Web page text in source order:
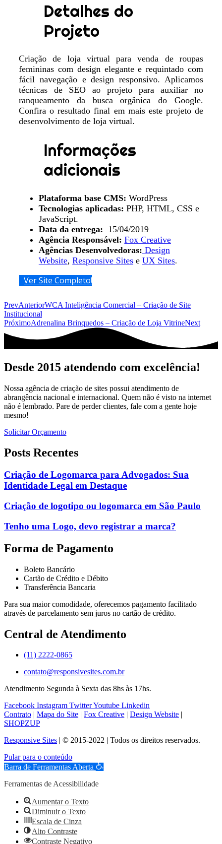
Detalhes do
Projeto
Criação de loja virtual para venda de roupas
femininas com design elegante e requintado com
fácil navegação e design responsivo. Aplicamos
técnicas de SEO ao projeto para auxiliar no
ranqueamento da busca orgânica do Google.
Confira o resultado final em mais este projeto de
desenvolvimento de loja virtual.
Informações
adicionais
Plataforma base CMS: WordPress
Tecnologias aplicadas: PHP, HTML, CSS e
JavaScript.
Data da entrega: 15/04/2019
Agência Responsável: Fox Creative
Agências Desenvolvedoras: Design
Website, Responsive Sites e UX Sites.
Ver Site Completo!
PrevAnteriorWCA Inteligência Comercial – Criação de Site
Institucional
PróximoAdrenalina Brinquedos – Criação de Loja VitrineNext
Desde 2015 atendendo com excelência!
Nossa agência de criação de sites possui atendimento de
abrangência nacional e internacional. Quem não é visto na internet
não é lembrado. Pare de perder clientes, fale com a gente hoje
mesmo!
Solicitar Orçamento
Posts Recentes
Criação de Logomarca para Advogados: Sua
Identidade Legal em Destaque
Criação de logotipo ou logomarca em São Paulo
Tenho uma Logo, devo registrar a marca?
Forma de Pagamento
Boleto Bancário
Cartão de Crédito e Débito
Transferência Bancaria
Para sua maior comodidade, oferecemos pagamento facilitado
através de parcelamento sem juros no cartão de crédito.
Central de Atendimento
(11) 2222-0865
contato@responsivesites.com.br
Atendimento Segunda à Sexta das 8hs às 17hs.
Facebook Instagram TwitterYoutube Linkedin
Contrato | Mapa do Site | Fox Creative | Design Website |
SHOPZUP
Responsive Sites | © 2015-2022 | Todos os direitos reservados.
Pular para o conteúdo
Barra de Ferramentas Aberta
Ferramentas de Acessibilidade
Aumentar o Texto
Diminuir o Texto
Escala de Cinza
Alto Contraste
Contraste Negativo